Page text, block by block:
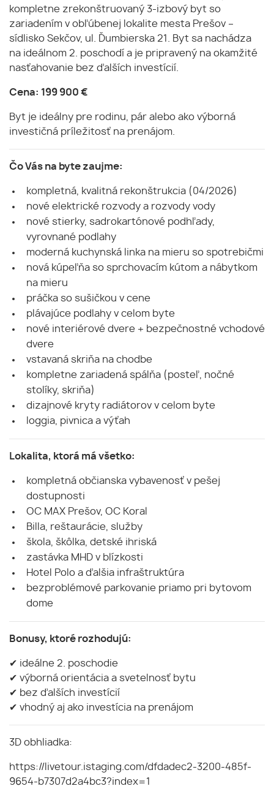
kompletne zrekonštruovaný 3-izbový byt so
zariadením v obľúbenej lokalite mesta Prešov –
sídlisko Sekčov, ul. Ďumbierska 21. Byt sa nachádza
na ideálnom 2. poschodí a je pripravený na okamžité
nasťahovanie bez ďalších investícií.
Cena: 199 900 €
Byt je ideálny pre rodinu, pár alebo ako výborná
investičná príležitosť na prenájom.
Čo Vás na byte zaujme:
kompletná, kvalitná rekonštrukcia (04/2026)
nové elektrické rozvody a rozvody vody
nové stierky, sadrokartónové podhľady,
vyrovnané podlahy
moderná kuchynská linka na mieru so spotrebičmi
nová kúpeľňa so sprchovacím kútom a nábytkom
na mieru
práčka so sušičkou v cene
plávajúce podlahy v celom byte
nové interiérové dvere + bezpečnostné vchodové
dvere
vstavaná skriňa na chodbe
kompletne zariadená spálňa (posteľ, nočné
stolíky, skriňa)
dizajnové kryty radiátorov v celom byte
loggia, pivnica a výťah
Lokalita, ktorá má všetko:
kompletná občianska vybavenosť v pešej
dostupnosti
OC MAX Prešov, OC Koral
Billa, reštaurácie, služby
škola, škôlka, detské ihriská
zastávka MHD v blízkosti
Hotel Polo a ďalšia infraštruktúra
bezproblémové parkovanie priamo pri bytovom
dome
Bonusy, ktoré rozhodujú:
✔ ideálne 2. poschodie
✔ výborná orientácia a svetelnosť bytu
✔ bez ďalších investícií
✔ vhodný aj ako investícia na prenájom
3D obhliadka:
https://livetour.istaging.com/dfdadec2-3200-485f-
9654-b7307d2a4bc3?index=1